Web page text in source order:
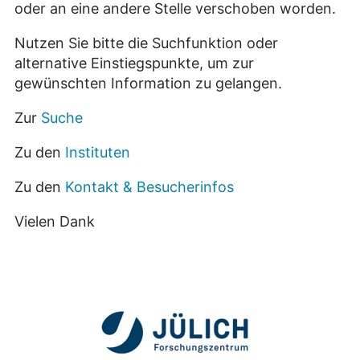
oder an eine andere Stelle verschoben worden.
Nutzen Sie bitte die Suchfunktion oder
alternative Einstiegspunkte, um zur
gewünschten Information zu gelangen.
Zur Suche
Zu den Instituten
Zu den Kontakt & Besucherinfos
Vielen Dank